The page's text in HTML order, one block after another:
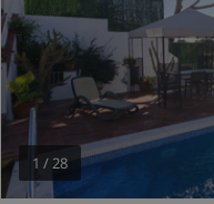
1 /28